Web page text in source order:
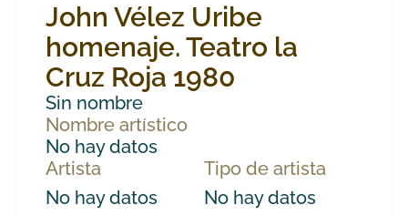
John Vélez Uribe
homenaje. Teatro la
Cruz Roja 1980
Sin nombre
Nombre artístico
No hay datos
Artista
No hay datos
Tipo de artista
No hay datos